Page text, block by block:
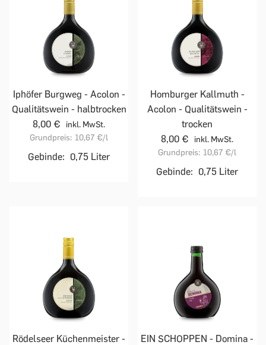
Iphöfer Burgweg - Acolon -
Qualitätswein - halbtrocken
8,00 €
inkl. MwSt.
Grundpreis: 10,67 €/l
Gebinde: 0,75 Liter
Homburger Kallmuth -
Acolon - Qualitätswein -
trocken
8,00 €
inkl. MwSt.
Grundpreis: 10,67 €/l
Gebinde: 0,75 Liter
Rödelseer Küchenmeister -
EIN SCHOPPEN - Domina -